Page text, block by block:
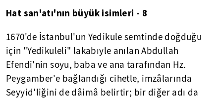
Hat san'atı'nın büyük isimleri - 8
1670'de İstanbul'un Yedikule semtinde doğduğu
için "Yedikuleli" lakabıyle anılan Abdullah
Efendi'nin soyu, baba ve ana tarafından Hz.
Peygamber'e bağlandığı cihetle, imzâlarında
Seyyid'liğini de dâimâ belirtir; bir diğer adı da